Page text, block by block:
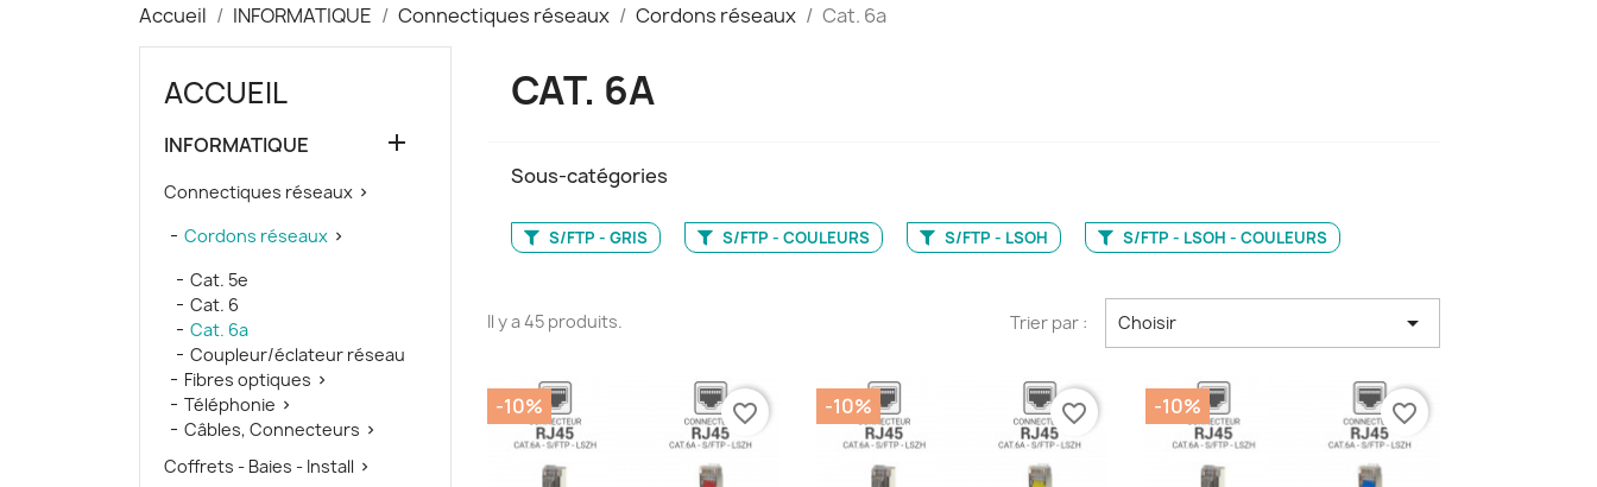
Accueil INFORMATIQUE Connectiques réseaux Cordons réseaux Cat. 6a
ACCUEIL
INFORMATIQUE 
Connectiques réseaux 
Cordons réseaux 
Cat. 5e
Cat. 6
Cat. 6a
Coupleur/éclateur réseau
Fibres optiques 
Téléphonie 
Câbles, Connecteurs 
Coffrets - Baies - Install 
CAT. 6A
Sous-catégories
S/FTP - GRIS S/FTP - COULEURS S/FTP - LSOH S/FTP - LSOH - COULEURS
Il y a 45 produits. Trier par : Choisir 
-10% favorite_border -10% favorite_border -10% favorite_border